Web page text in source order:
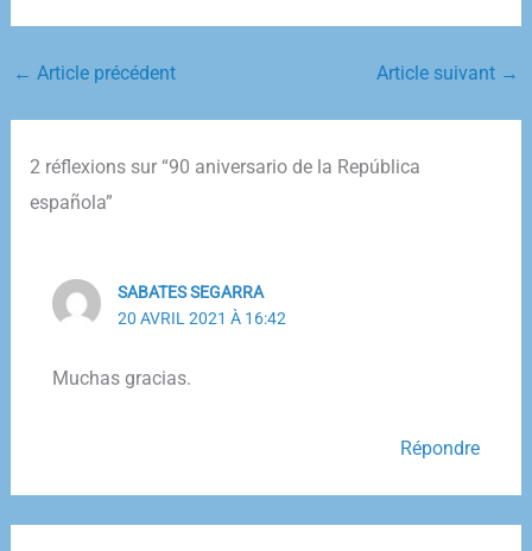
← Article précédent Article suivant →
2 réflexions sur “90 aniversario de la República
española”
SABATES SEGARRA
20 AVRIL 2021 À 16:42
Muchas gracias.
Répondre